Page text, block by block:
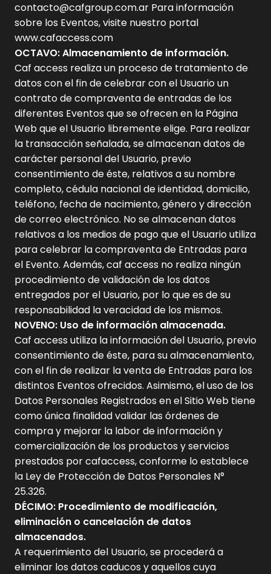
contacto@cafgroup.com.ar Para información
sobre los Eventos, visite nuestro portal
www.cafaccess.com
OCTAVO: Almacenamiento de información.
Caf access realiza un proceso de tratamiento de
datos con el fin de celebrar con el Usuario un
contrato de compraventa de entradas de los
diferentes Eventos que se ofrecen en la Página
Web que el Usuario libremente elige. Para realizar
la transacción señalada, se almacenan datos de
carácter personal del Usuario, previo
consentimiento de éste, relativos a su nombre
completo, cédula nacional de identidad, domicilio,
teléfono, fecha de nacimiento, género y dirección
de correo electrónico. No se almacenan datos
relativos a los medios de pago que el Usuario utiliza
para celebrar la compraventa de Entradas para
el Evento. Además, caf access no realiza ningún
procedimiento de validación de los datos
entregados por el Usuario, por lo que es de su
responsabilidad la veracidad de los mismos.
NOVENO: Uso de información almacenada.
Caf access utiliza la información del Usuario, previo
consentimiento de éste, para su almacenamiento,
con el fin de realizar la venta de Entradas para los
distintos Eventos ofrecidos. Asimismo, el uso de los
Datos Personales Registrados en el Sitio Web tiene
como única finalidad validar las órdenes de
compra y mejorar la labor de información y
comercialización de los productos y servicios
prestados por cafaccess, conforme lo establece
la Ley de Protección de Datos Personales N°
25.326.
DÉCIMO: Procedimiento de modificación,
eliminación o cancelación de datos
almacenados.
A requerimiento del Usuario, se procederá a
eliminar los datos caducos y aquellos cuya